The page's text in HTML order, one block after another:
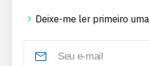
Deixe-me ler primeiro uma